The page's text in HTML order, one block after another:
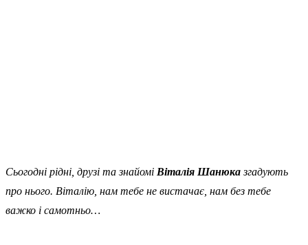
Сьогодні рідні, друзі та знайомі Віталія Шанюказгадують
про нього. Віталію, нам тебе не вистачає, нам без тебе
важко і самотньо…